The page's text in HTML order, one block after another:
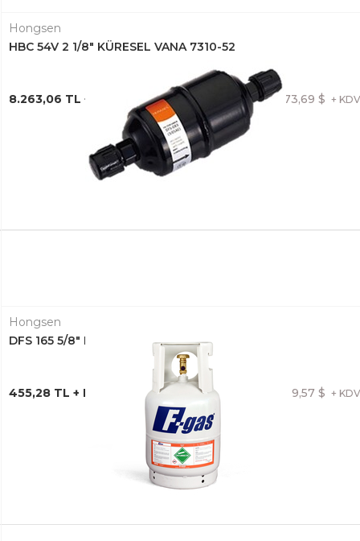
Hongsen
HBC 54V 2 1/8" KÜRESEL VANA 7310-52
173,69 $ + KDV
8.263,06 TL + KDV
Hongsen
DFS 165 5/8" DRAYER RAKORLU
9,57 $ + KDV
455,28 TL + KDV